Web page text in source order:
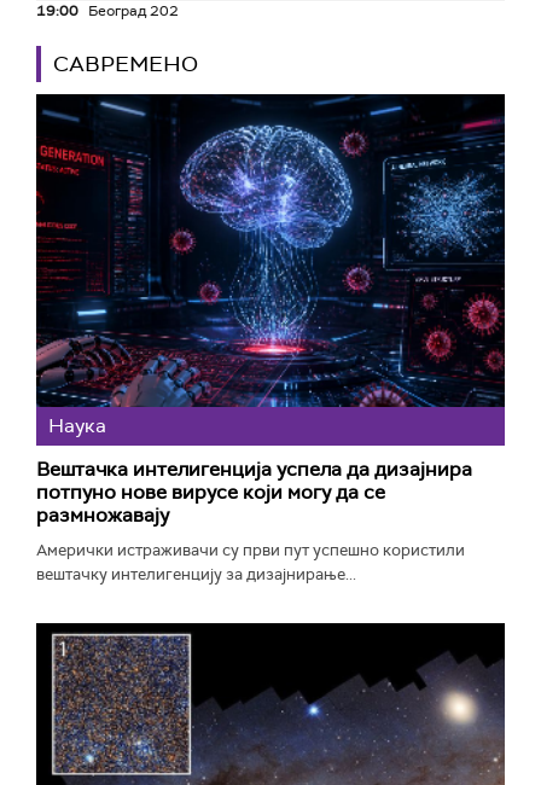
19:00 Београд 202
САВРЕМЕНО
Наука
Вештачка интелигенција успела да дизајнира
потпуно нове вирусе који могу да се
размножавају
Амерички истраживачи су први пут успешно користили
вештачку интелигенцију за дизајнирање...